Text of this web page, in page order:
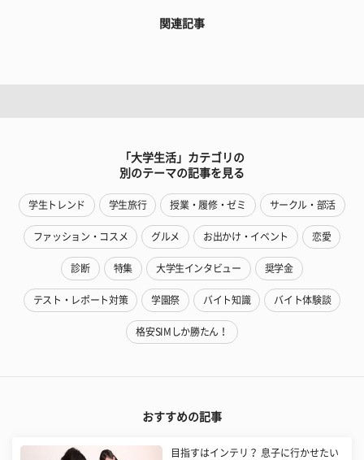
関連記事
「大学生活」カテゴリの
別のテーマの記事を見る
学生トレンド 学生旅行 授業・履修・ゼミ サークル・部活
ファッション・コスメ グルメ お出かけ・イベント 恋愛
診断 特集 大学生インタビュー 奨学金
テスト・レポート対策 学園祭 バイト知識 バイト体験談
格安SIMしか勝たん！
おすすめの記事
目指すはインテリ？ 息子に行かせたい